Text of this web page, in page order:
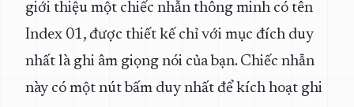
giới thiệu một chiếc nhẫn thông minh có tên
Index 01, được thiết kế chỉ với mục đích duy
nhất là ghi âm giọng nói của bạn. Chiếc nhẫn
này có một nút bấm duy nhất để kích hoạt ghi